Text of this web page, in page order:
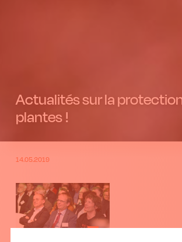
Actualités sur la
plantes !
14.05.2019